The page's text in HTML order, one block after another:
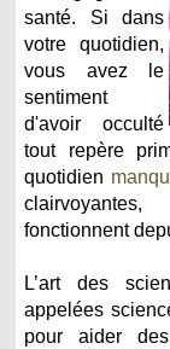
santé. Si dans
votre quotidien,
vous avez le
sentiment
d'avoir occulté
tout repère
quotidien
fonctionnent
L’art des
appelées
pour aider